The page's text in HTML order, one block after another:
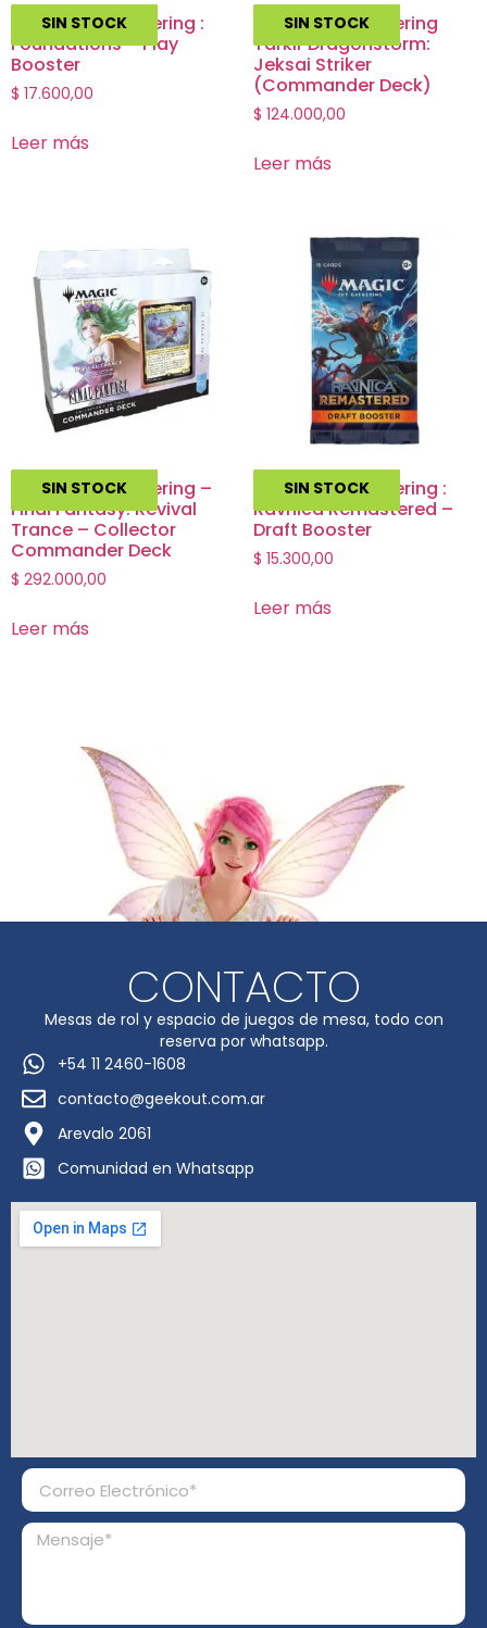
SIN STOCK
Magic The Gathering :
Foundations – Play
Booster
$ 17.600,00
Leer más
SIN STOCK
Magic The Gathering
Tarkir Dragonstorm:
Jeksai Striker
(Commander Deck)
$ 124.000,00
Leer más
SIN STOCK
Magic The Gathering –
Final Fantasy: Revival
Trance – Collector
Commander Deck
$ 292.000,00
Leer más
SIN STOCK
Magic The Gathering :
Ravnica Remastered –
Draft Booster
$ 15.300,00
Leer más
CONTACTO
Mesas de rol y espacio de juegos de mesa, todo con
reserva por whatsapp.
+54 11 2460-1608
contacto@geekout.com.ar
Arevalo 2061
Comunidad en Whatsapp